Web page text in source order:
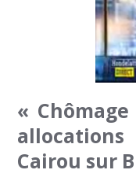
«
Cairou sur